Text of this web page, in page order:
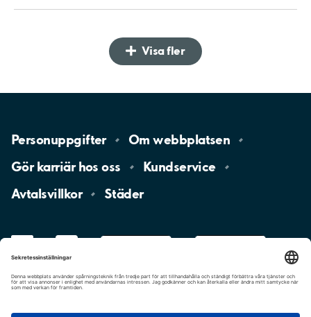
Visa fler
Personuppgifter Omwebbplatsen
Gör karriär hososs
Kundservice
Avtalsvillkor
Städer